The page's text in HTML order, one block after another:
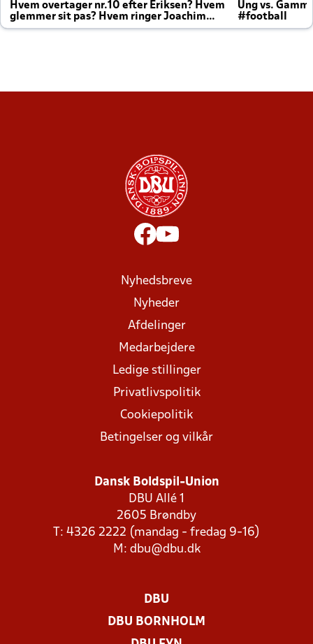
Hvem overtager nr.10 efter Eriksen? Hvem
glemmer sit pas? Hvem ringer Joachim
altid til efter kampe?
Ung vs.
#football
Nyhedsbreve
Nyheder
Afdelinger
Medarbejdere
Ledige stillinger
Privatlivspolitik
Cookiepolitik
Betingelser og vilkår
Dansk Boldspil-Union
DBU Allé 1
2605 Brøndby
T: 4326 2222 (mandag - fredag 9-16)
M: dbu@dbu.dk
DBU
DBU BORNHOLM